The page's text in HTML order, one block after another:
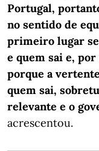
Portugal,
no sentido de
primeiro lugar
e quem sai e,
porque a
quem sai,
relevante e o
acrescentou.